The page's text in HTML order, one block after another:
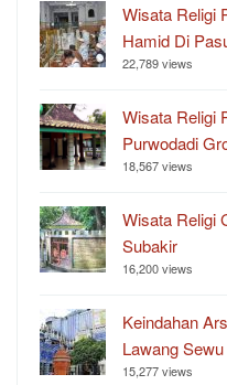
Wisata Religi
Hamid Di
22,789 views
Wisata Religi
Purwodadi
18,567 views
Wisata Religi
Subakir
16,200 views
Keindahan
Lawang
15,277 views